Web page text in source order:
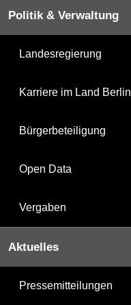
Politik & Verwaltung
Landesregierung
Karriere im Land Berlin
Bürgerbeteiligung
Open Data
Vergaben
Aktuelles
Pressemitteilungen